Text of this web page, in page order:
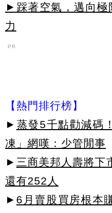
►踩著空氣，邁向極
力
PR
【熱門排行榜】
► 蒸發5千點勸減碼
凍」網嘆：少管閒事
► 三商美邦人壽將下
還有252人
► 6月賣股買房根本